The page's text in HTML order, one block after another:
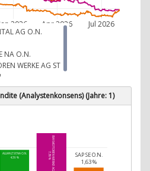
Jan 2026 Apr 2026 Jul 2026
AG O.N.
NA O.N.
WERKE AG ST
(Analystenkonsens) (Jahre: 1)
ALLIANZ SE NA O.N.
4,59 % BAY.MOTOREN WERKE AG ST
7,36 % SAP SE O.N.
1,63 %